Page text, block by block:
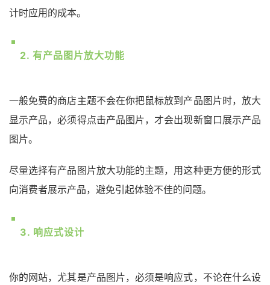
计时应用的成本。
2. 有产品图片放大功能
一般免费的商店主题不会在你把鼠标放到产品图片时，放大
显示产品，必须得点击产品图片，才会出现新窗口展示产品
图片。
尽量选择有产品图片放大功能的主题，用这种更方便的形式
向消费者展示产品，避免引起体验不佳的问题。
3. 响应式设计
你的网站，尤其是产品图片，必须是响应式，不论在什么设